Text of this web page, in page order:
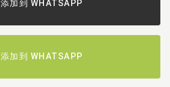
添加到 WHATSAPP
添加到 WHATSAPP